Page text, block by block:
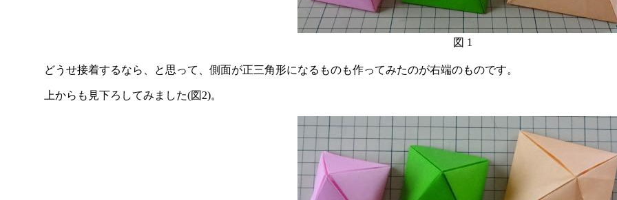
図 1
どうせ接着するなら、と思って、側面が正三角形になるものも作ってみたのが右端のものです。
上からも見下ろしてみました(図2)。